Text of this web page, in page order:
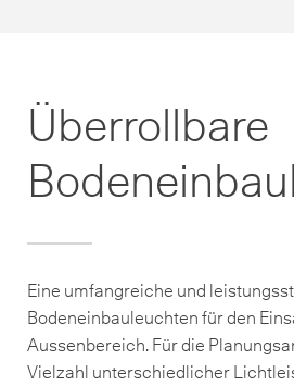
Überrollbare
Eine umfangreiche und
Bodeneinbauleuchten für den
Aussenbereich. Für die
Vielzahl unterschiedlicher